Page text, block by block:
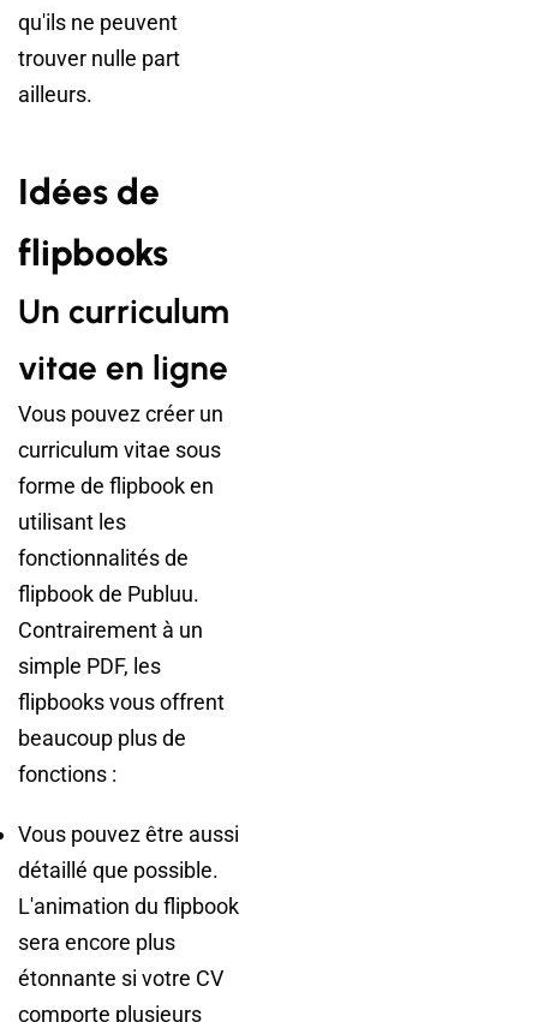
qu'ils ne peuvent
trouver nulle part
ailleurs.
Idées de
flipbooks
Un curriculum
vitae en ligne
Vous pouvez créer un
curriculum vitae sous
forme de flipbook en
utilisant les
fonctionnalités de
flipbook de Publuu.
Contrairement à un
simple PDF, les
flipbooks vous offrent
beaucoup plus de
fonctions :
Vous pouvez être aussi
détaillé que possible.
L'animation du flipbook
sera encore plus
étonnante si votre CV
comporte plusieurs